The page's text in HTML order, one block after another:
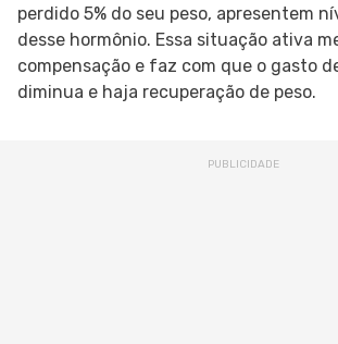
perdido 5% do seu peso, apresentem
desse hormônio. Essa situação ativa
compensação e faz com que o gasto
diminua e haja recuperação de peso.